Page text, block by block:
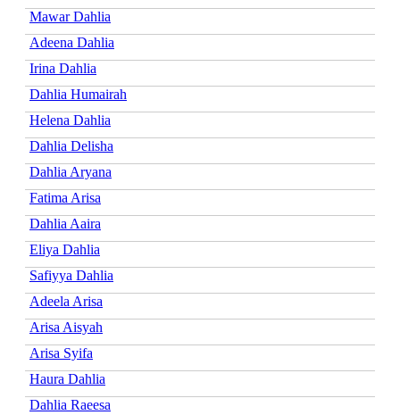
Mawar Dahlia
Adeena Dahlia
Irina Dahlia
Dahlia Humairah
Helena Dahlia
Dahlia Delisha
Dahlia Aryana
Fatima Arisa
Dahlia Aaira
Eliya Dahlia
Safiyya Dahlia
Adeela Arisa
Arisa Aisyah
Arisa Syifa
Haura Dahlia
Dahlia Raeesa